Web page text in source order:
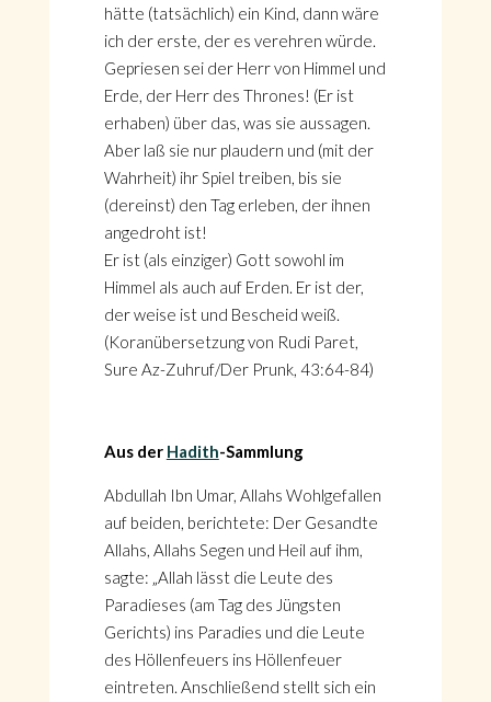
hätte (tatsächlich) ein Kind, dann wäre
ich der erste, der es verehren würde.
Gepriesen sei der Herr von Himmel und
Erde, der Herr des Thrones! (Er ist
erhaben) über das, was sie aussagen.
Aber laß sie nur plaudern und (mit der
Wahrheit) ihr Spiel treiben, bis sie
(dereinst) den Tag erleben, der ihnen
angedroht ist!
Er ist (als einziger) Gott sowohl im
Himmel als auch auf Erden. Er ist der,
der weise ist und Bescheid weiß.
(Koranübersetzung von Rudi Paret,
Sure Az-Zuhruf/Der Prunk, 43:64-84)
Aus der Hadith-Sammlung
Abdullah Ibn Umar, Allahs Wohlgefallen
auf beiden, berichtete: Der Gesandte
Allahs, Allahs Segen und Heil auf ihm,
sagte: „Allah lässt die Leute des
Paradieses (am Tag des Jüngsten
Gerichts) ins Paradies und die Leute
des Höllenfeuers ins Höllenfeuer
eintreten. Anschließend stellt sich ein